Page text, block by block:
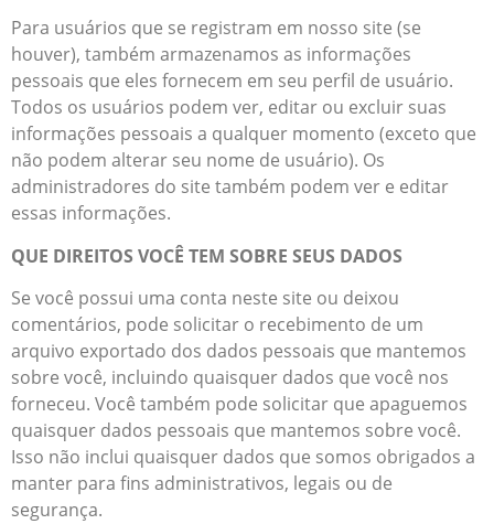
Para usuários que se registram em nosso site (se
houver), também armazenamos as informações
pessoais que eles fornecem em seu perfil de usuário.
Todos os usuários podem ver, editar ou excluir suas
informações pessoais a qualquer momento (exceto que
não podem alterar seu nome de usuário). Os
administradores do site também podem ver e editar
essas informações.
QUE DIREITOS VOCÊ TEM SOBRE SEUS DADOS
Se você possui uma conta neste site ou deixou
comentários, pode solicitar o recebimento de um
arquivo exportado dos dados pessoais que mantemos
sobre você, incluindo quaisquer dados que você nos
forneceu. Você também pode solicitar que apaguemos
quaisquer dados pessoais que mantemos sobre você.
Isso não inclui quaisquer dados que somos obrigados a
manter para fins administrativos, legais ou de
segurança.